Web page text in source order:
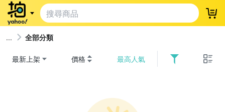
登
全部分類
最新上架 價格 最高人氣